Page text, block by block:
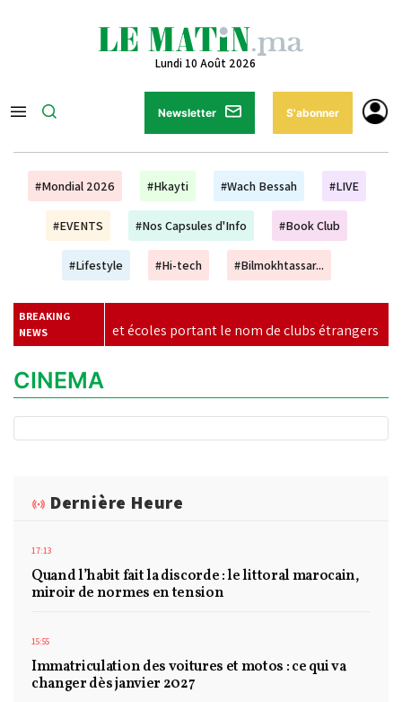
Lundi 10 Août 2026
Newsletter S'abonner
#Mondial 2026 #Hkayti #Wach Bessah #LIVE
#EVENTS #Nos Capsules d'Info #Book Club
#Lifestyle #Hi-tech #Bilmokhtassar...
BREAKING
NEWS
et écoles portant le nom de clubs étrangers |
CINEMA
Dernière Heure
17:13
Quand l’habit fait la discorde : le littoral marocain,
miroir de normes en tension
15:55
Immatriculation des voitures et motos : ce qui va
changer dès janvier 2027